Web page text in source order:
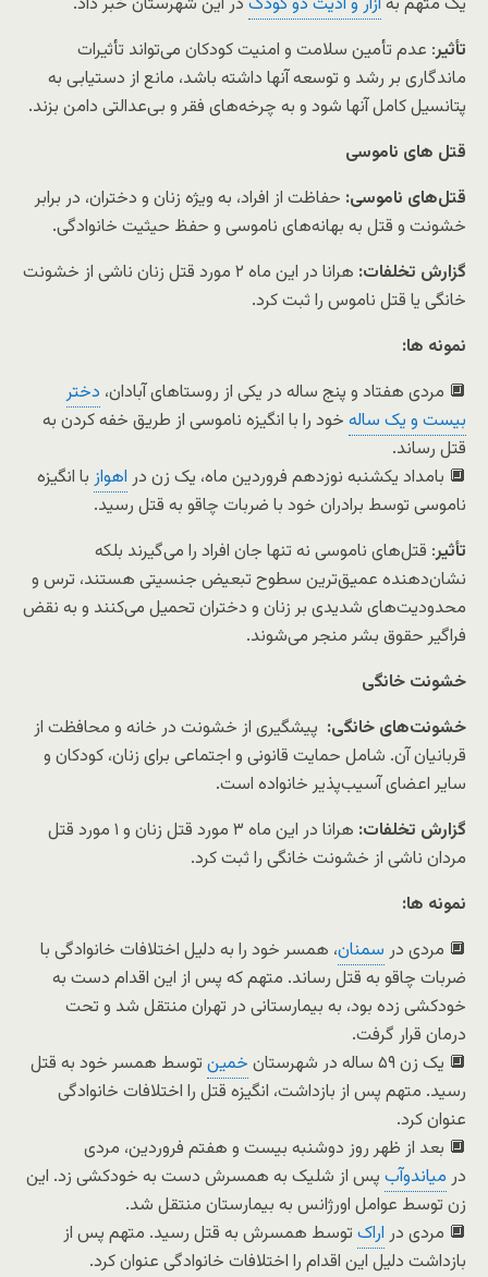
تأثیر: عدم تأمین سلامت و امنیت کودکان می‌تواند تأثیرات
ماندگاری بر رشد و توسعه آنها داشته باشد، مانع از دستیابی به
پتانسیل کامل آنها شود و به چرخه‌های فقر و بی‌عدالتی دامن بزند.
قتل های ناموسی
قتل‌های ناموسی: حفاظت از افراد، به ویژه زنان و دختران، در برابر
خشونت و قتل به بهانه‌های ناموسی و حفظ حیثیت خانوادگی.
گزارش تخلفات:
هرانا در این ماه ۲ مورد قتل زنان ناشی از خشونت
خانگی یا قتل ناموس را ثبت کرد.
نمونه ها:
🔲 مردی هفتاد و پنج ساله در یکی از روستاهای آبادان، دختر
بیست و یک ساله خود را با انگیزه ناموسی از طریق خفه کردن به
قتل رساند.
🔲 بامداد یکشنبه نوزدهم فروردین ماه، یک زن در اهواز با انگیزه
ناموسی توسط برادران خود با ضربات چاقو به قتل رسید.
تأثیر: قتل‌های ناموسی نه تنها جان افراد را می‌گیرند بلکه
نشان‌دهنده عمیق‌ترین سطوح تبعیض جنسیتی هستند، ترس و
محدودیت‌های شدیدی بر زنان و دختران تحمیل می‌کنند و به نقض
فراگیر حقوق بشر منجر می‌شوند.
خشونت خانگی
خشونت‌های خانگی: پیشگیری از خشونت در خانه و محافظت از
قربانیان آن. شامل حمایت قانونی و اجتماعی برای زنان، کودکان و
سایر اعضای آسیب‌پذیر خانواده است.
گزارش تخلفات:
هرانا در این ماه ۳ مورد قتل زنان و ۱ مورد قتل
مردان ناشی از خشونت خانگی را ثبت کرد.
نمونه ها:
🔲 مردی در سمنان، همسر خود را به دلیل اختلافات خانوادگی با
ضربات چاقو به قتل رساند. متهم که پس از این اقدام دست به
خودکشی زده بود، به بیمارستانی در تهران منتقل شد و تحت
درمان قرار گرفت.
🔲 یک زن ۵۹ ساله در شهرستان
خمین توسط همسر خود به قتل
رسید. متهم پس از بازداشت، انگیزه قتل را اختلافات خانوادگی
عنوان کرد.
🔲 بعد از ظهر روز دوشنبه بیست و هفتم فروردین، مردی
در میاندوآب پس از شلیک به همسرش دست به خودکشی زد. این
زن توسط عوامل اورژانس به بیمارستان منتقل شد.
🔲 مردی در اراک توسط همسرش به قتل رسید. متهم پس از
بازداشت دلیل این اقدام را اختلافات خانوادگی عنوان کرد.